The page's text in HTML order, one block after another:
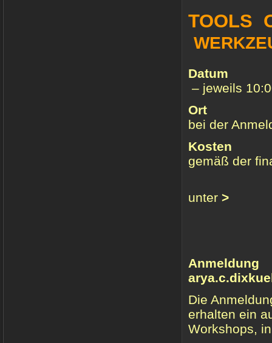
TOOLS
Datum
– jeweils
Ort
bei der
gemäß der
unter >
Die
erhalten ein
Workshops,